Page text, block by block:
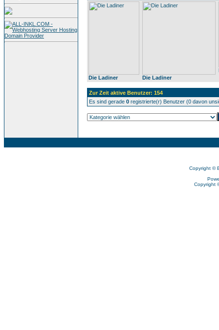
Die Ladiner Die Ladiner
Zur Zeit aktive Benutzer: 154
Es sind gerade 0 registrierte(r) Benutzer (0 davon
Copyright ©
Copyright